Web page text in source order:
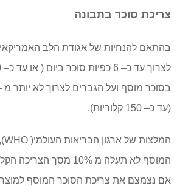
צריכת סוכר בתבונה
בהתאם להנחיות של אגודת הלב
לצרוך עד כ– 6 כפיות סוכר ביום ( או עד כ– 100
בסוכר מוסף ועל הגברים לצרוך לא יותר מ
(עד כ– 150 קלוריות).
המלצות של ארגון הבריאות העולמי( WHO),
המוסף לא תעלה מ 10% מסך הצריכה
אם נצמצם את צריכת הסוכר המוסף